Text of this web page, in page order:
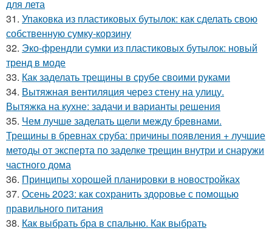
для лета
31. Упаковка из пластиковых бутылок: как сделать свою
собственную сумку-корзину
32. Эко-френдли сумки из пластиковых бутылок: новый
тренд в моде
33. Как заделать трещины в срубе своими руками
34. Вытяжная вентиляция через стену на улицу.
Вытяжка на кухне: задачи и варианты решения
35. Чем лучше заделать щели между бревнами.
Трещины в бревнах сруба: причины появления + лучшие
методы от эксперта по заделке трещин внутри и снаружи
частного дома
36. Принципы хорошей планировки в новостройках
37. Осень 2023: как сохранить здоровье с помощью
правильного питания
38. Как выбрать бра в спальню. Как выбрать